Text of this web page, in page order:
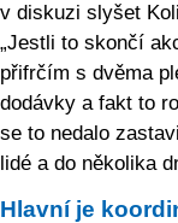
v diskuzi slyšet
„Jestli to skončí
přifrčím s dvěma
dodávky a fakt to
se to nedalo
lidé a do několika
Hlavní je